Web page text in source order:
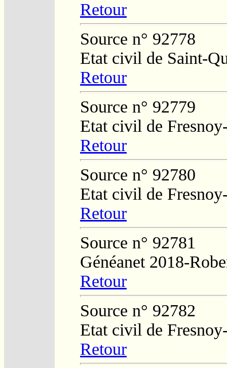
Retour
Source n° 92778
Etat civil de Saint-
Retour
Source n° 92779
Etat civil de
Retour
Source n° 92780
Etat civil de
Retour
Source n° 92781
Généanet 2018-
Retour
Source n° 92782
Etat civil de
Retour